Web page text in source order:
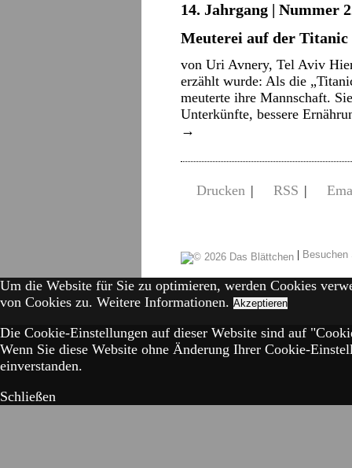
14. Jahrgang | Nummer
Meuterei auf der Titanic
von Uri Avnery, Tel Aviv
erzählt wurde: Als die
meuterte ihre Mannschaft.
Unterkünfte, bessere
→
Drucken | RSS |
|
Um die Website für Sie zu optimieren, werden Cookies
von Cookies zu. Weitere Informationen. Akzeptieren
Die Cookie-Einstellungen auf dieser Website sind auf
Wenn Sie diese Website ohne Änderung Ihrer Cookie-
einverstanden.
Schließen